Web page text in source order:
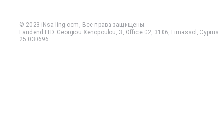
© 2023 iNsailing.com, Все права защищены.
Laudend LTD, Georgiou Xenopoulou, 3, Office G2, 3106, Limassol,
25 030696